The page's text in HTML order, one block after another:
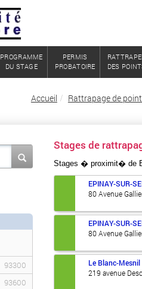
PROGRAMME
DU STAGE
PERMIS
PROBATOIRE
DES
Accueil Rattrapage de
93300
93600
Stages de
Stages � proximit� de
EPINAY-SUR-
80 Avenue
EPINAY-SUR-
80 Avenue
Le Blanc-Mesnil
219 avenue